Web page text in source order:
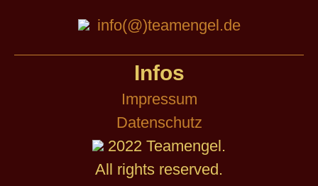
info(@)teamengel.de
Infos
Impressum
Datenschutz
2022 Teamengel.
All rights reserved.